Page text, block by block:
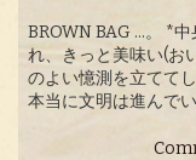
BROWN BAG …。 *
れ、きっと美味い(お
のよい憶測を立てて
本当に文明は進んで